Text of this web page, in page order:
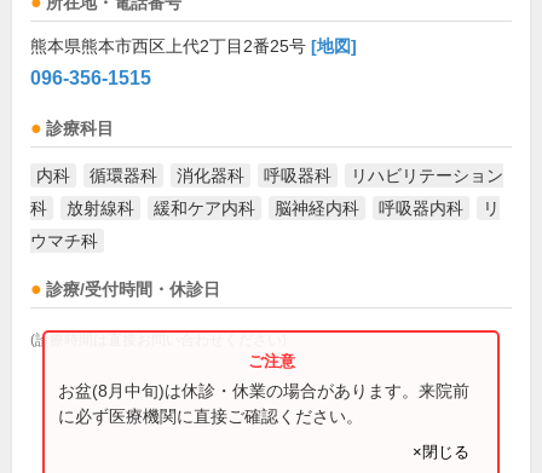
熊本県熊本市西区上代2丁目2番25号 [地図]
096-356-1515
診療科目
内科 循環器科 消化器科 呼吸器科
リハビリテーション
科
放射線科 緩和ケア内科 脳神経内科 呼吸器内科
リ
ウマチ科
診療/受付時間・休診日
(診療時間は直接お問い合わせください)
お盆(8月中旬)は休診・休業の場合があります。来院前
に必ず医療機関に直接ご確認ください。
×閉じる